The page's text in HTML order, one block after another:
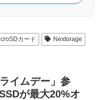
カード
Nextorage
イムデー」参
が最大20%オ